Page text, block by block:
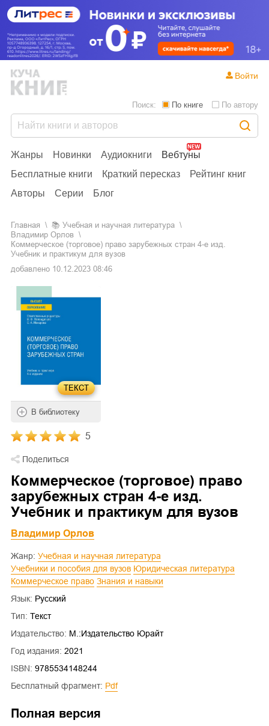
Жанры Новинки Аудиокниги
Вебтуны
Бесплатные книги
Краткий пересказ
Рейтинг книг
Авторы
Серии Блог
Поиск: По книге По автору
Войти
Главная 📚
учебная и научная литература
Владимир Орлов
Коммерческое (торговое) право зарубежных стран 4-е изд.
Учебник и практикум для вузов
добавлено 10.12.2023 08:46
ТЕКСТ
В библиотеку
5
Поделиться
Коммерческое (торговое) право
зарубежных стран 4-е изд.
Учебник и практикум для вузов
Владимир Орлов
Жанр:
Учебная и научная литература
Учебники и пособия для вузов
Юридическая литература
Коммерческое право
Знания и навыки
Язык: Русский
Тип: Текст
Издательство: М.:Издательство Юрайт
Год издания: 2021
ISBN: 9785534148244
Бесплатный фрагмент:
pdf
Полная версия